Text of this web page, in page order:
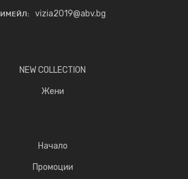
ИМЕЙЛ: vizia2019@abv.bg
NEW COLLECTION
Жени
Начало
Промоции